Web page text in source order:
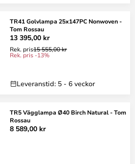
TR41 Golvlampa 25x147PC Nonwoven -
Tom Rossau
13 395,00 kr
Rek. pris15 555,00 kr
Rek. pris -13%
Leveranstid: 5 - 6 veckor
TR5 Vägglampa Ø40 Birch Natural - Tom
Rossau
8 589,00 kr